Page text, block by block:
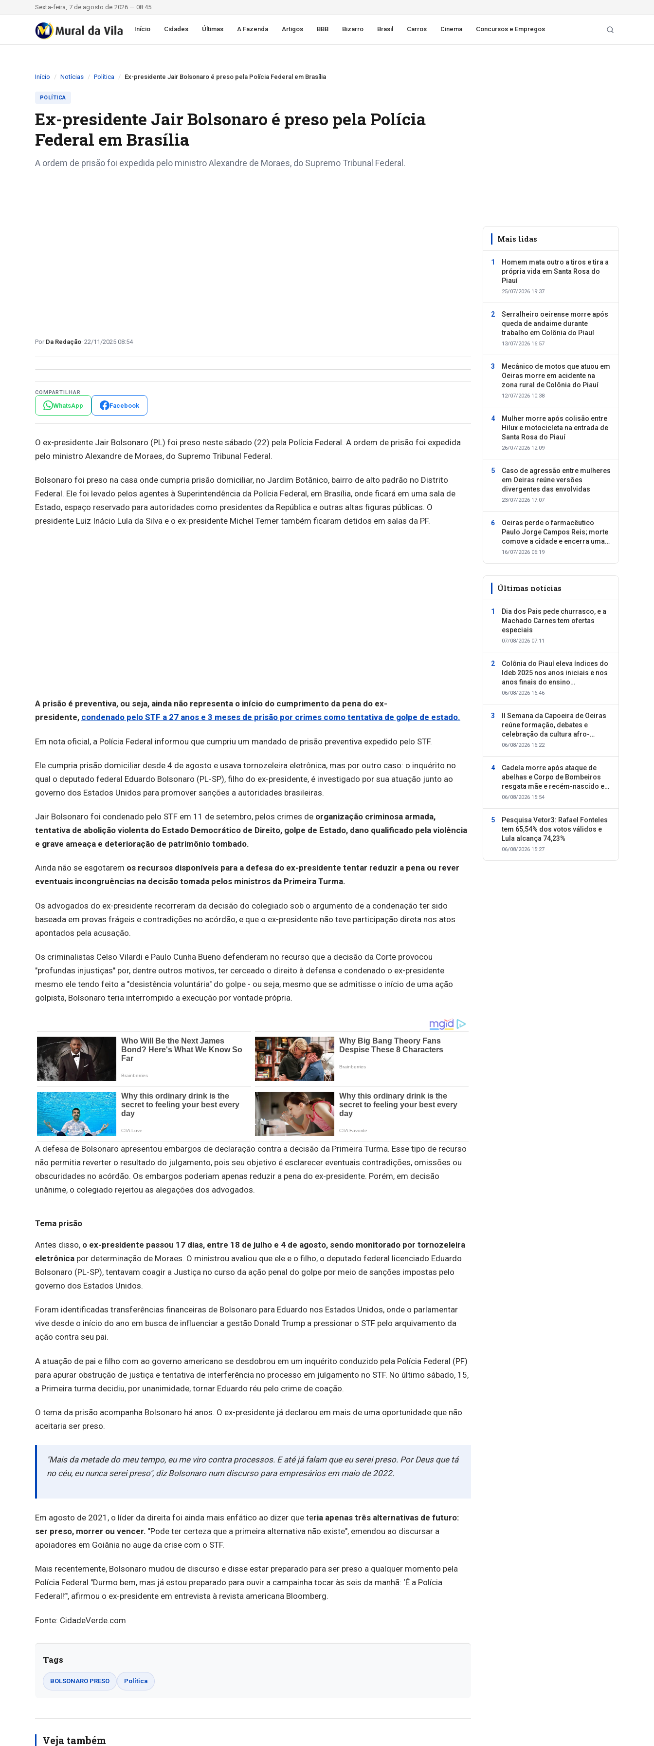
Sexta-feira, 7 de agosto de 2026 — 08:45
Início Cidades Últimas A Fazenda Artigos BBB Bizarro Brasil Carros Cinema Concursos e Empregos
Início Notícias Política Ex-presidente Jair Bolsonaro é preso pela Polícia Federal em Brasília
POLÍTICA
Ex-presidente Jair Bolsonaro é preso pela Polícia
Federal em Brasília
A ordem de prisão foi expedida pelo ministro Alexandre de Moraes, do Supremo Tribunal Federal.
Da Redação 22/11/2025 08:54
COMPARTILHAR
WhatsApp Facebook
O ex-presidente Jair Bolsonaro (PL) foi preso neste sábado (22) pela Polícia Federal. A ordem de prisão foi expedida
pelo ministro Alexandre de Moraes, do Supremo Tribunal Federal.
Bolsonaro foi preso na casa onde cumpria prisão domiciliar, no Jardim Botânico, bairro de alto padrão no Distrito
Federal. Ele foi levado pelos agentes à Superintendência da Polícia Federal, em Brasília, onde ficará em uma sala de
Estado, espaço reservado para autoridades como presidentes da República e outras altas figuras públicas. O
presidente Luiz Inácio Lula da Silva e o ex-presidente Michel Temer também ficaram detidos em salas da PF.
A prisão é preventiva, ou seja, ainda não representa o início do cumprimento da pena do ex-
presidente, condenado pelo STF a 27 anos e 3 meses de prisão por crimes como tentativa de golpe de estado.
Em nota oficial, a Polícia Federal informou que cumpriu um mandado de prisão preventiva expedido pelo STF.
Ele cumpria prisão domiciliar desde 4 de agosto e usava tornozeleira eletrônica, mas por outro caso: o inquérito no
qual o deputado federal Eduardo Bolsonaro (PL-SP), filho do ex-presidente, é investigado por sua atuação junto ao
governo dos Estados Unidos para promover sanções a autoridades brasileiras.
Jair Bolsonaro foi condenado pelo STF em 11 de setembro, pelos crimes de organização criminosa armada,
tentativa de abolição violenta do Estado Democrático de Direito, golpe de Estado, dano qualificado pela violência
e grave ameaça e deterioração de patrimônio tombado.
Ainda não se esgotarem os recursos disponíveis para a defesa do ex-presidente tentar reduzir a pena ou rever
eventuais incongruências na decisão tomada pelos ministros da Primeira Turma.
Os advogados do ex-presidente recorreram da decisão do colegiado sob o argumento de a condenação ter sido
baseada em provas frágeis e contradições no acórdão, e que o ex-presidente não teve participação direta nos atos
apontados pela acusação.
Os criminalistas Celso Vilardi e Paulo Cunha Bueno defenderam no recurso que a decisão da Corte provocou
"profundas injustiças" por, dentre outros motivos, ter cerceado o direito à defensa e condenado o ex-presidente
mesmo ele tendo feito a "desistência voluntária" do golpe - ou seja, mesmo que se admitisse o início de uma ação
golpista, Bolsonaro teria interrompido a execução por vontade própria.
A defesa de Bolsonaro apresentou embargos de declaração contra a decisão da Primeira Turma. Esse tipo de recurso
não permitia reverter o resultado do julgamento, pois seu objetivo é esclarecer eventuais contradições, omissões ou
obscuridades no acórdão. Os embargos poderiam apenas reduzir a pena do ex-presidente. Porém, em decisão
unânime, o colegiado rejeitou as alegações dos advogados.
Tema prisão
Antes disso, o ex-presidente passou 17 dias, entre 18 de julho e 4 de agosto, sendo monitorado por tornozeleira
eletrônica por determinação de Moraes. O ministrou avaliou que ele e o filho, o deputado federal licenciado Eduardo
Bolsonaro (PL-SP), tentavam coagir a Justiça no curso da ação penal do golpe por meio de sanções impostas pelo
governo dos Estados Unidos.
Foram identificadas transferências financeiras de Bolsonaro para Eduardo nos Estados Unidos, onde o parlamentar
vive desde o início do ano em busca de influenciar a gestão Donald Trump a pressionar o STF pelo arquivamento da
ação contra seu pai.
A atuação de pai e filho com ao governo americano se desdobrou em um inquérito conduzido pela Polícia Federal (PF)
para apurar obstrução de justiça e tentativa de interferência no processo em julgamento no STF. No último sábado, 15,
a Primeira turma decidiu, por unanimidade, tornar Eduardo réu pelo crime de coação.
O tema da prisão acompanha Bolsonaro há anos. O ex-presidente já declarou em mais de uma oportunidade que não
aceitaria ser preso.
"Mais da metade do meu tempo, eu me viro contra processos. E até já falam que eu serei preso. Por Deus que tá
no céu, eu nunca serei preso", diz Bolsonaro num discurso para empresários em maio de 2022.
Em agosto de 2021, o líder da direita foi ainda mais enfático ao dizer que teria apenas três alternativas de futuro:
ser preso, morrer ou vencer. "Pode ter certeza que a primeira alternativa não existe", emendou ao discursar a
apoiadores em Goiânia no auge da crise com o STF.
Mais recentemente, Bolsonaro mudou de discurso e disse estar preparado para ser preso a qualquer momento pela
Polícia Federal "Durmo bem, mas já estou preparado para ouvir a campainha tocar às seis da manhã: ‘É a Polícia
Federal!’", afirmou o ex-presidente em entrevista à revista americana Bloomberg.
Fonte: CidadeVerde.com
Tags
BOLSONARO PRESO Política
Veja também
Mais lidas
Homem mata outro a tiros e tira a
própria vida em Santa Rosa do
Piauí
25/07/2026 19:37
Serralheiro oeirense morre após
queda de andaime durante
trabalho em Colônia do Piauí
13/07/2026 16:57
Mecânico de motos que atuou em
Oeiras morre em acidente na
zona rural de Colônia do Piauí
12/07/2026 10:38
Mulher morre após colisão entre
Hilux e motocicleta na entrada de
Santa Rosa do Piauí
26/07/2026 12:09
Caso de agressão entre mulheres
em Oeiras reúne versões
divergentes das envolvidas
23/07/2026 17:07
Oeiras perde o farmacêutico
Paulo Jorge Campos Reis; morte
comove a cidade e encerra uma
trajetória dedicada ao cuidado
16/07/2026 06:19
Últimas notícias
Dia dos Pais pede churrasco, e a
Machado Carnes tem ofertas
especiais
07/08/2026 07:11
Colônia do Piauí eleva índices do
Ideb 2025 nos anos iniciais e nos
anos finais do ensino
fundamental
06/08/2026 16:46
II Semana da Capoeira de Oeiras
reúne formação, debates e
celebração da cultura afro-
brasileira
06/08/2026 16:22
Cadela morre após ataque de
abelhas e Corpo de Bombeiros
resgata mãe e recém-nascido em
Oeiras
06/08/2026 15:54
Pesquisa Vetor3: Rafael Fonteles
tem 65,54% dos votos válidos e
Lula alcança 74,23%
06/08/2026 15:27